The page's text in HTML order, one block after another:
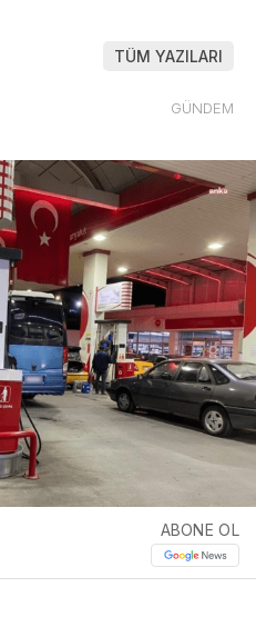
TÜM YAZILARI
GÜNDEM
ABONE OL